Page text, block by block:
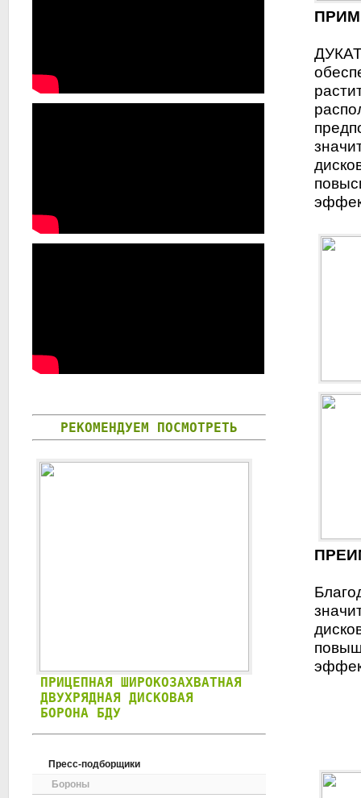
РЕКОМЕНДУЕМ ПОСМОТРЕТЬ
ПРИЦЕПНАЯ ШИРОКОЗАХВАТНАЯ
ДВУХРЯДНАЯ ДИСКОВАЯ
БОРОНА БДУ
Пресс-подборщики
Бороны